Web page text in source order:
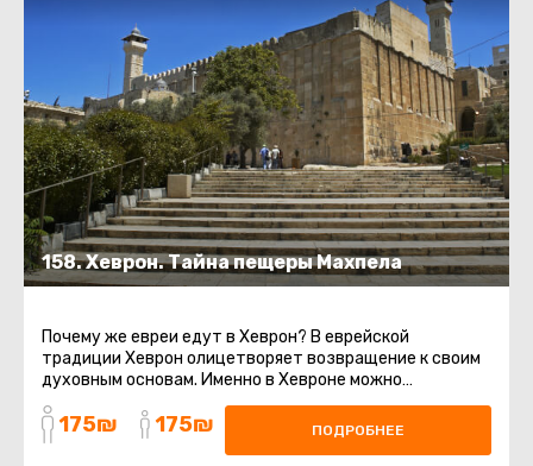
158. Хеврон. Тайна пещеры Махпела
Почему же евреи едут в Хеврон? В еврейской
традиции Хеврон олицетворяет возвращение к своим
духовным основам. Именно в Хевроне можно
почувствовать связь с Праотцами ...
175₪ 175₪ ПОДРОБНЕЕ